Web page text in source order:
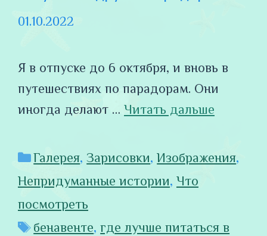
01.10.2022
Я в отпуске до 6 октября, и вновь в
путешествиях по парадорам. Они
иногда делают … Читать дальше
Рубрики
Галерея,Зарисовки,Изображения,
Непридуманные истории, Что
посмотреть
Метки
бенавенте,где лучше питаться в